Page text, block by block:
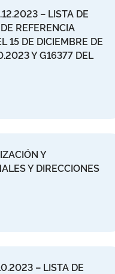
– LISTA DE
REFERENCIA
15 DE DICIEMBRE DE
Y G16377 DEL
Y
Y DIRECCIONES
– LISTA DE